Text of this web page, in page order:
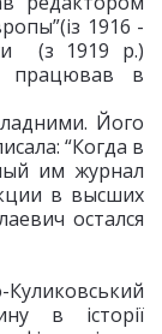
1916 -
(з 1919 р.)
працював в
Його
“Когда в
им журнал
в высших
остался
в історії